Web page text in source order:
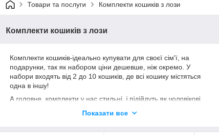
Товари та послуги Комплекти кошиків з лози
Комплекти кошиків з лози
Комплекти кошиків-ідеально купувати для своєї сім'ї, на
подарунки, так як набором ціни дешевше, ніж окремо. У
набори входять від 2 до 10 кошиків, де всі кошику містяться
одна в іншу!
А головне, комплекти у нас стильні, і підійдуть як чоловікові,
кошика оптом! Або ж тим, кому потрібні кошики для різних
Показати все